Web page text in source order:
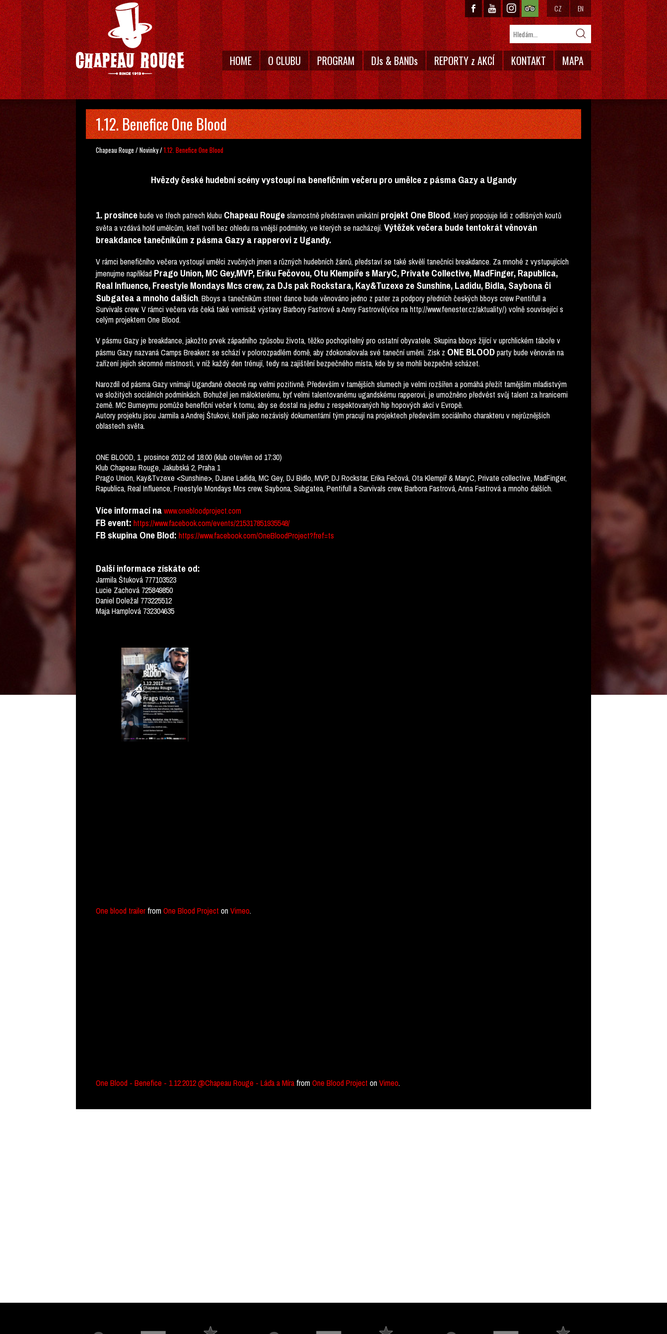
HOME O CLUBU PROGRAM DJs & BANDs REPORTY z AKCÍ KONTAKT MAPA
CZ EN
1.12. Benefice One Blood
Chapeau Rouge /Novinky/1.12. Benefice One Blood
Hvězdy české hudební scény vystoupí na benefičním večeru pro umělce z pásma Gazy a Ugandy
1. prosincebude ve třech patrech klubu Chapeau Rougeslavnostně představen unikátní projekt One Blood, který propojuje lidi z odlišných koutů
světa a vzdává hold umělcům, kteří tvoří bez ohledu na vnější podmínky, ve kterých se nacházejí.Výtěžek večera bude tentokrát věnován
breakdance tanečníkům z pásma Gazy a rapperovi z Ugandy.
V rámci benefičního večera vystoupí umělci zvučných jmen a různých hudebních žánrů, představí se také skvělí tanečníci breakdance. Za mnohé z vystupujících
jmenujme například Prago Union, MC Gey,MVP, Eriku Fečovou, Otu Klempíře s MaryC, Private Collective, MadFinger, Rapublica,
Real Influence, Freestyle Mondays Mcs crew, za DJs pak Rockstara, Kay&Tuzexe ze Sunshine, Ladidu, Bidla, Saybona či
Subgatea a mnoho dalších. Bboys a tanečníkům street dance bude věnováno jedno z pater za podpory předních českých bboys crew Pentifull a
Survivals crew. V rámci večera vás čeká také vernisáž výstavy Barbory Fastrové a Anny Fastrové(více na http://www.fenester.cz/aktuality/) volně související s
celým projektem One Blood.
V pásmu Gazy je breakdance, jakožto prvek západního způsobu života, těžko pochopitelný pro ostatní obyvatele. Skupina bboys žijící v uprchlickém táboře v
pásmu Gazy nazvaná Camps Breakerz se schází v polorozpadlém domě, aby zdokonalovala své taneční umění. Zisk z ONE BLOODparty bude věnován na
zařízení jejich skromné místnosti, v níž každý den trénují, tedy na zajištění bezpečného místa, kde by se mohli bezpečně scházet.
Narozdíl od pásma Gazy vnímají Uganďané obecně rap velmi pozitivně. Především v tamějších slumech je velmi rozšířen a pomáhá přežít tamějším mladistvým
ve složitých sociálních podmínkách. Bohužel jen málokterému, byť velmi talentovanému ugandskému rapperovi, je umožněno předvést svůj talent za hranicemi
země. MC Burneymu pomůže benefiční večer k tomu, aby se dostal na jednu z respektovaných hip hopových akcí v Evropě.
Autory projektu jsou Jarmila a Andrej Štukovi, kteří jako nezávislý dokumentární tým pracují na projektech především sociálního charakteru v nejrůznějších
oblastech světa.
ONE BLOOD, 1. prosince 2012 od 18:00 (klub otevřen od 17:30)
Klub Chapeau Rouge, Jakubská 2, Praha 1
Prago Union, Kay&Tvzexe <Sunshine>, DJane Ladida, MC Gey, DJ Bidlo, MVP, DJ Rockstar, Erika Fečová, Ota Klempíř & MaryC, Private collective, MadFinger,
Rapublica, Real Influence, Freestyle Mondays Mcs crew, Saybona, Subgatea, Pentifull a Survivals crew, Barbora Fastrová, Anna Fastrová a mnoho dalších.
Více informací nawww.onebloodproject.com
FB event: https://www.facebook.com/events/215317851935548/
FB skupina One Blod: https://www.facebook.com/OneBloodProject?fref=ts
Další informace získáte od:
Jarmila Štuková 777103523
Lucie Zachová 725849850
Daniel Doležal 773225512
Maja Hamplová 732304635
One blood trailer fromOne Blood Project onVimeo.
One Blood - Benefice - 1.12.2012 @Chapeau Rouge - Láďa a Míra fromOne Blood Project onVimeo.